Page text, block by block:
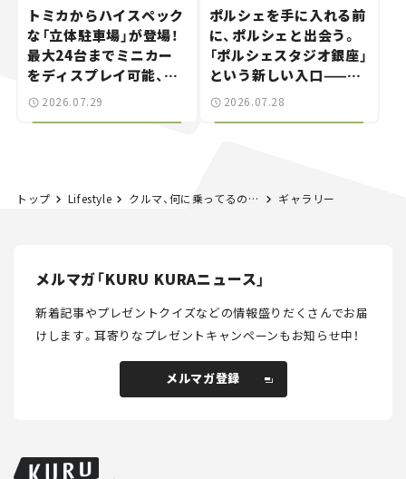
トミカからハイスペック
な「立体駐車場」が登場！
最大24台までミニカー
をディスプレイ可能、特
別な「日産 GT-R
2026.07.29
ポルシェを手に入れる前
に、ポルシェと出会う。
「ポルシェスタジオ銀座」
という新しい入口——連
載｜CCGとクルマでどう
2026.07.28
トップ Lifestyle クルマ、何に乗ってるの？ 僕たちの愛車紹介 #09｜MINI クラブマン エステート ギャラリー
メルマガ「KURU KURAニュース」
新着記事やプレゼントクイズなどの情報盛りだくさんでお届
けします。耳寄りなプレゼントキャンペーンもお知らせ中！
メルマガ登録